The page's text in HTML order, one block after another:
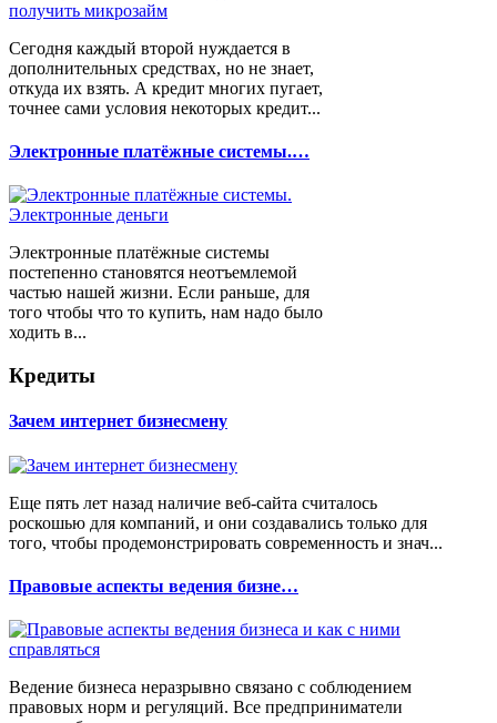
Сегодня каждый второй нуждается в
дополнительных средствах, но не знает,
откуда их взять. А кредит многих пугает,
точнее сами условия некоторых кредит...
Электронные платёжные системы.…
Электронные платёжные системы
постепенно становятся неотъемлемой
частью нашей жизни. Если раньше, для
того чтобы что то купить, нам надо было
ходить в...
Кредиты
Зачем интернет бизнесмену
Еще пять лет назад наличие веб-сайта считалось
роскошью для компаний, и они создавались только для
того, чтобы продемонстрировать современность и знач...
Правовые аспекты ведения бизне…
Ведение бизнеса неразрывно связано с соблюдением
правовых норм и регуляций. Все предприниматели